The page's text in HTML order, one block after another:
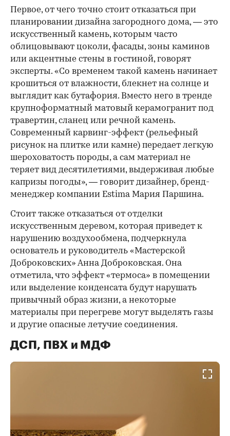
00:00 / 00:00
Первое, от чего точно стоит отказаться при
планировании дизайна загородного дома, — это
искусственный камень, которым часто
облицовывают цоколи, фасады, зоны каминов
или акцентные стены в гостиной, говорят
эксперты. «Со временем такой камень начинает
крошиться от влажности, блекнет на солнце и
выглядит как бутафория. Вместо него в тренде
крупноформатный матовый керамогранит под
травертин, сланец или речной камень.
Современный карвинг-эффект (рельефный
рисунок на плитке или камне) передает легкую
шероховатость породы, а сам материал не
теряет вид десятилетиями, выдерживая любые
капризы погоды», — говорит дизайнер, бренд-
менеджер компании Estima Мария Паршина.
Стоит также отказаться от отделки
искусственным деревом, которая приведет к
нарушению воздухообмена, подчеркнула
основатель и руководитель «Мастерской
Доброковских» Анна Доброковская. Она
отметила, что эффект «термоса» в помещении
или выделение конденсата будут нарушать
привычный образ жизни, а некоторые
материалы при перегреве могут выделять газы
и другие опасные летучие соединения.
ДСП, ПВХ и МДФ